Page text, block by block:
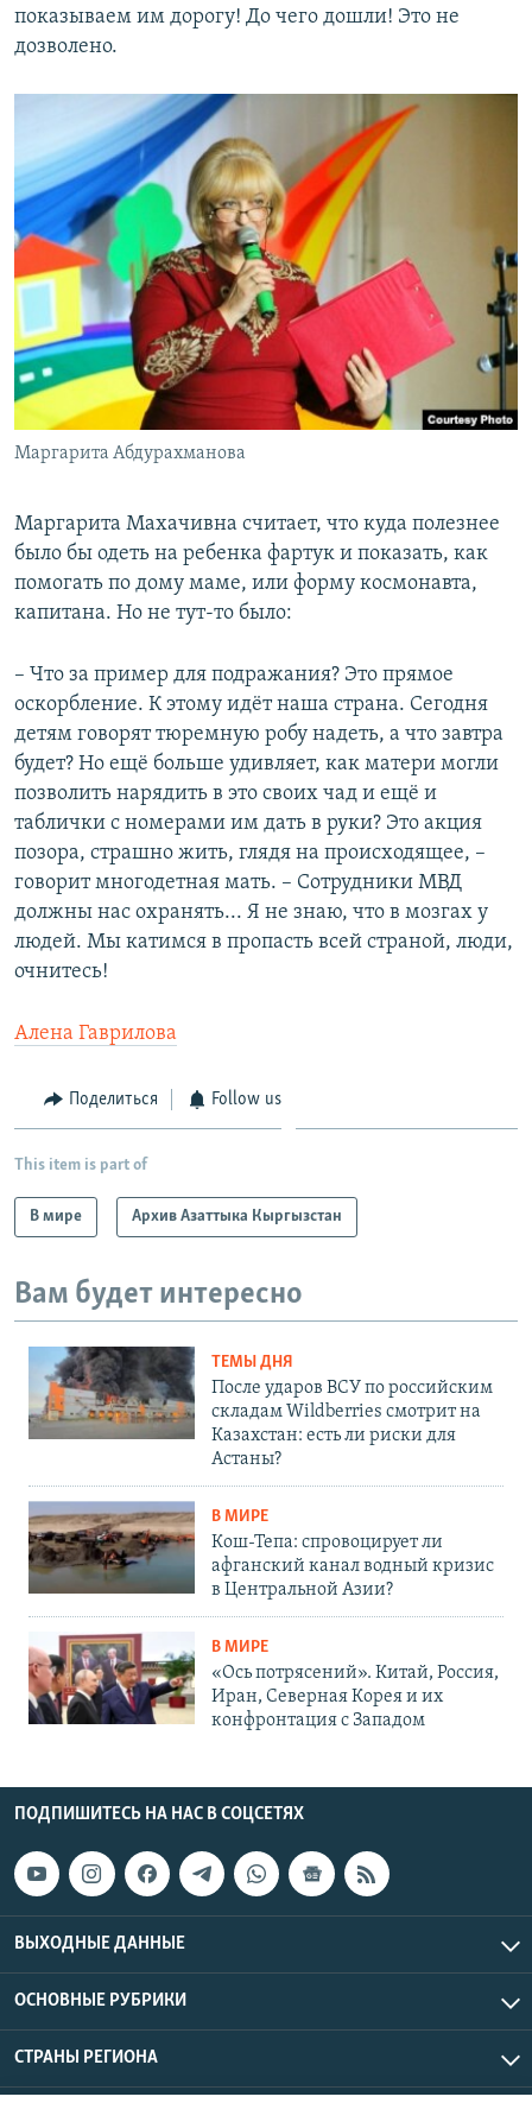
показываем им дорогу! До чего дошли! Это не
дозволено.
Маргарита Абдурахманова
Маргарита Махачивна считает, что куда полезнее
было бы одеть на ребенка фартук и показать, как
помогать по дому маме, или форму космонавта,
капитана. Но не тут-то было:
– Что за пример для подражания? Это прямое
оскорбление. К этому идёт наша страна. Сегодня
детям говорят тюремную робу надеть, а что завтра
будет? Но ещё больше удивляет, как матери могли
позволить нарядить в это своих чад и ещё и
таблички с номерами им дать в руки? Это акция
позора, страшно жить, глядя на происходящее, –
говорит многодетная мать. – Сотрудники МВД
должны нас охранять... Я не знаю, что в мозгах у
людей. Мы катимся в пропасть всей страной, люди,
очнитесь!
Алена Гаврилова
Поделиться Follow us
This item is part of
В мире Архив Азаттыка Кыргызстан
Вам будет интересно
ТЕМЫ ДНЯ
После ударов ВСУ по российским
складам Wildberries смотрит на
Казахстан: есть ли риски для
Астаны?
В МИРЕ
Кош-Тепа: спровоцирует ли
афганский канал водный кризис
в Центральной Азии?
В МИРЕ
«Ось потрясений». Китай, Россия,
Иран, Северная Корея и их
конфронтация с Западом
ПОДПИШИТЕСЬ НА НАС В СОЦСЕТЯХ
ВЫХОДНЫЕ ДАННЫЕ
ОСНОВНЫЕ РУБРИКИ
СТРАНЫ РЕГИОНА